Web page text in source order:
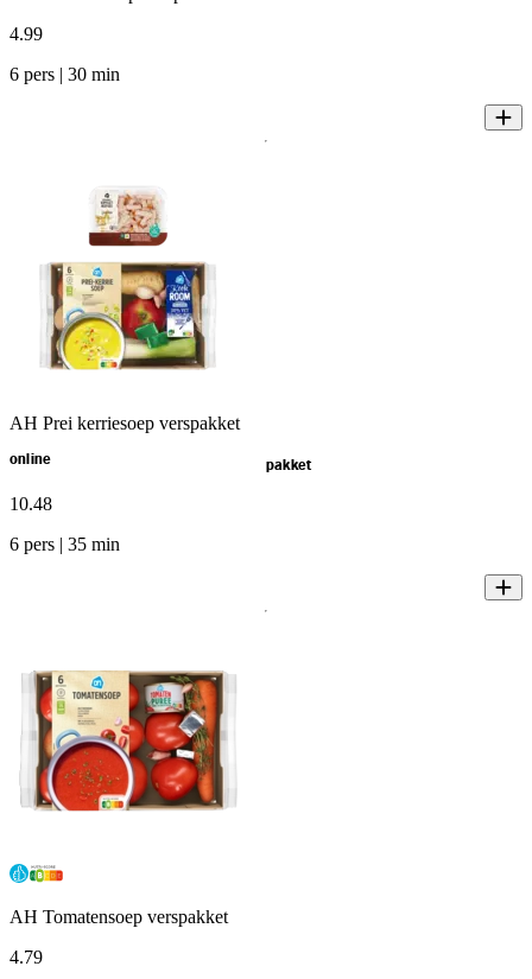
4.99
6 pers | 30 min
AH Prei kerriesoep verspakket
online pakket
10.48
6 pers | 35 min
AH Tomatensoep verspakket
4.79